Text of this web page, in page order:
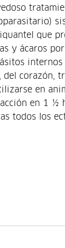
que
y ácaros
internos
corazón,
en
en 1 ½
todos los